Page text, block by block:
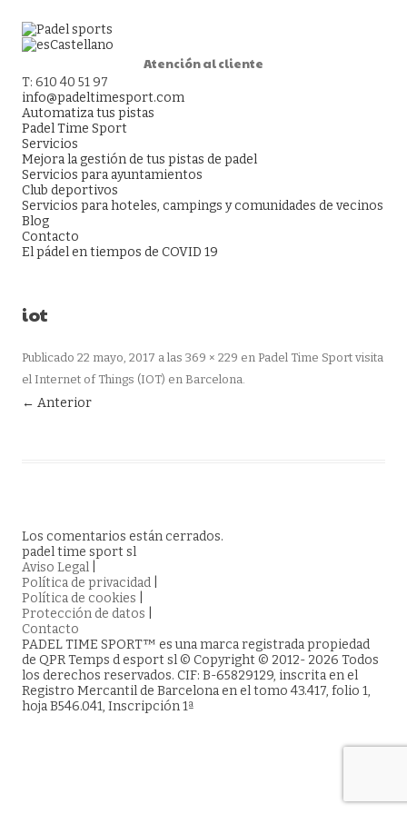
Castellano
Atención al cliente
T: 610 40 51 97
info@padeltimesport.com
Automatiza tus pistas
Padel Time Sport
Servicios
Mejora la gestión de tus pistas de padel
Servicios para ayuntamientos
Club deportivos
Servicios para hoteles, campings y comunidades de vecinos
Blog
Contacto
El pádel en tiempos de COVID 19
iot
Publicado 22 mayo, 2017 a las 369 × 229 en Padel Time Sport visita
el Internet of Things (IOT) en Barcelona.
← Anterior
Los comentarios están cerrados.
padel time sport sl
Aviso Legal
Política de privacidad
Política de cookies
Protección de datos
Contacto
PADEL TIME SPORT™ es una marca registrada propiedad
de QPR Temps d esport sl © Copyright © 2012- 2026 Todos
los derechos reservados. CIF: B-65829129, inscrita en el
Registro Mercantil de Barcelona en el tomo 43.417, folio 1,
hoja B546.041, Inscripción 1ª